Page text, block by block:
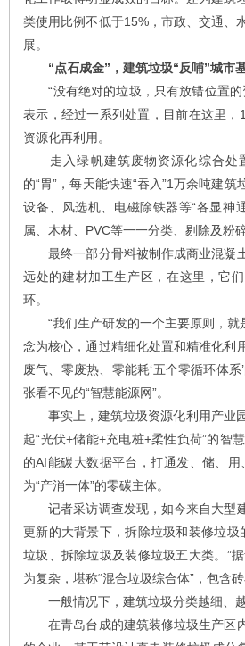
类使用比例不低于15%，市政、交通、
展。
“点石成金”，建筑垃圾“反哺”城市
“没有绝对的垃圾，只有放错位置的
表示，经过一系列处置，目前在这里，
资源化再利用。
走入绿帆建筑废物资源化综合处
的“胃”，每天能快速“吞入”1万余吨建
设备、风选机、电磁除铁器等“各显神
属、木材、PVC等一一分类、剔除及粉碎
最终一部分骨料被制作成商业混凝土
远处的建材加工生产区，在这里，它
环。
“我们生产研发的一个主要原则，就是
念为核心，通过精细化处置和精准化利
废气、零废热、零能耗‘五个零循环体
张看不见的“智慧能源网”。
事实上，建筑垃圾资源化利用产业园
起“光伏+储能+充电桩+柔性负荷”的智
的AI能碳大数据平台，打通发、储、
为“产消一体”的零碳主体。
记者采访调查发现，如今来自大型建
更新的大背景下，拆除垃圾和装修垃
垃圾、拆除垃圾及装修垃圾五大类。”
为复杂，堪称“混合垃圾综合体”，包含
一般情况下，建筑垃圾分类越细、越
在青岛台成的建筑装修垃圾生产区内